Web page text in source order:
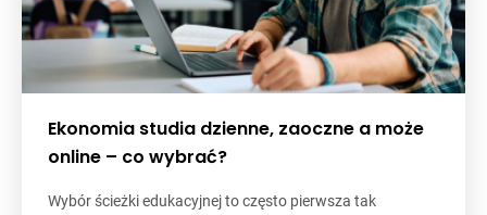
Ekonomia studia dzienne, zaoczne a może
online – co wybrać?
Wybór ścieżki edukacyjnej to często pierwsza tak